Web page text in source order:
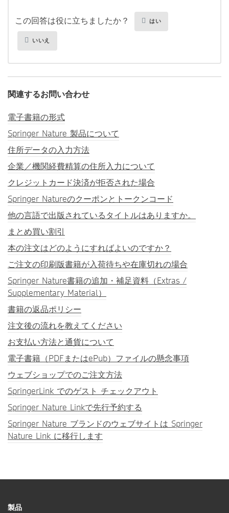
この回答は役に立ちましたか？ はい
いいえ
関連するお問い合わせ
電子書籍の形式
Springer Nature 製品について
住所データの入力方法
企業／機関経費精算の住所入力について
クレジットカード決済が拒否された場合
Springer Natureのクーポンとトークンコード
他の言語で出版されているタイトルはありますか。
まとめ買い割引
本の注文はどのようにすればよいのですか？
ご注文の印刷版書籍が入荷待ちや在庫切れの場合
Springer Nature書籍の追加・補足資料（Extras /
Supplementary Material）
書籍の返品ポリシー
注文後の流れを教えてください
お支払い方法と通貨について
電子書籍（PDFまたはePub）ファイルの懸念事項
ウェブショップでのご注文方法
SpringerLink でのゲスト チェックアウト
Springer Nature Linkで先行予約する
Springer Nature ブランドのウェブサイトは Springer
Nature Link に移行します
製品